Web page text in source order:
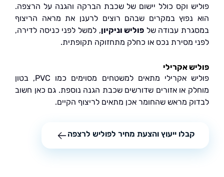
וקס כולל יישום של שכבת הברקה והגנה על הרצפה.
במקרים שבהם רוצים לרענן את מראה הריצוף
עבודה שלפוליש וניקיון, למשל לפני כניסה לדירה,
מסירת נכס או כחלק מתחזוקה תקופתית.
אקרילי
פוליש אקרילי מתאים למשטחים מסוימים כמו PVC, בטון
או אזורים שדורשים שכבת הגנה נוספת. גם כאן חשוב
מראש שהחומר אכן מתאים לריצוף הקיים.
קבלו ייעוץ והצעת מחיר לפוליש לרצפה